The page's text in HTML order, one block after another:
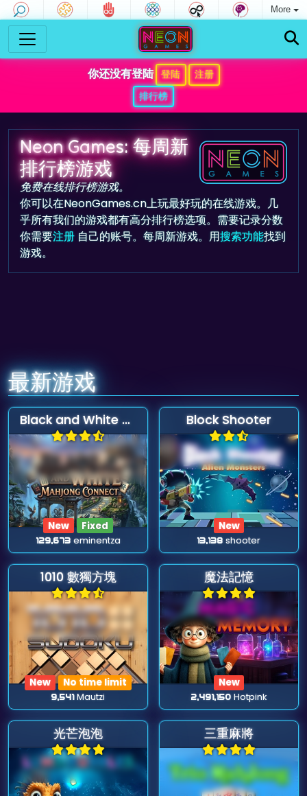
More
你还没有登陆 登陆
注册
排行榜
Neon Games: 每周新
排行榜游戏
免费在线排行榜游戏。
你可以在NeonGames.cn上玩最好玩的在线游戏。几
乎所有我们的游戏都有高分排行榜选项。需要记录分数
你需要注册 自己的账号。每周新游戏。用搜索功能找到
游戏。
最新游戏
Black and White Mahjong Connect
New Fixed
129,673 eminentza
Block Shooter
New
13,138 shooter
1010 數獨方塊
New No time limit
9,541Mautzi
魔法記憶
New
2,491,150 Hotpink
光芒泡泡 三重麻將